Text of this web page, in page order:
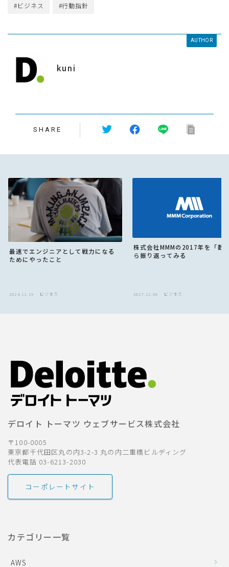
#ビジネス #行動指針
AUTHOR
kuni
SHARE
最速でエンジニアとして戦力になる
ためにやったこと
2024.11.19 ビジネス
株式会社MMMの2017年を「数
ら振り返ってみる
2017.12.06 ビジネス
デロイト トーマツ ウェブサービス株式会社
〒100-0005
東京都千代田区丸の内3-2-3 丸の内二重橋ビルディング
代表電話 03-6213-2030
コーポレートサイト
カテゴリー一覧
AWS